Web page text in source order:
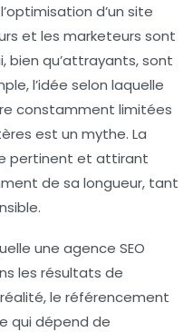
d’un site
et les marketeurs sont
bien qu’attrayants, sont
l’idée selon laquelle
constamment limitées
est un mythe. La
pertinent et attirant
de sa longueur, tant
une agence SEO
les résultats de
le référencement
qui dépend de